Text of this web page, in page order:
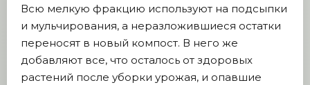
Всю мелкую фракцию используют на подсыпки
и мульчирования, а неразложившиеся остатки
переносят в новый компост. В него же
добавляют все, что осталось от здоровых
растений после уборки урожая, и опавшие